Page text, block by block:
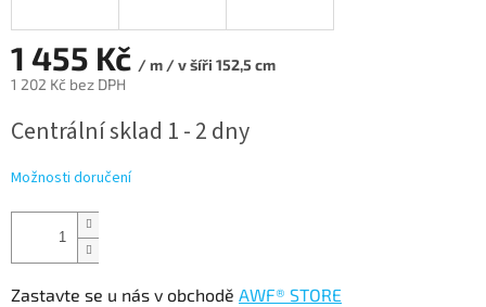
1 455 Kč / m / v šíři 152,5 cm
1 202 Kč bez DPH
cena:
Centrální sklad 1 - 2 dny
Možnosti doručení
Zastavte se u nás v obchodě AWF® STORE